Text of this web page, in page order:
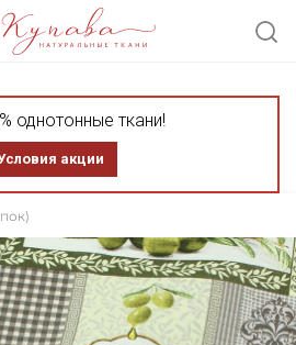
однотонные ткани!
акции